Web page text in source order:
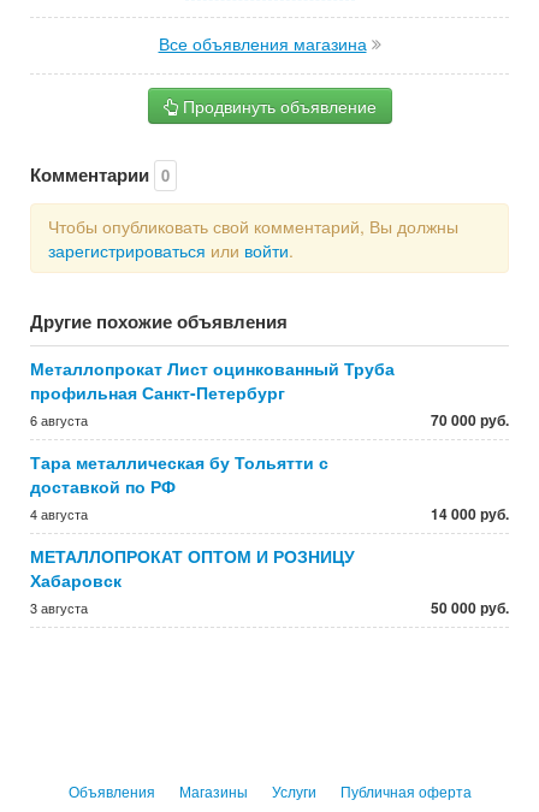
Все объявления магазина
Продвинуть объявление
Комментарии 0
Чтобы опубликовать свой комментарий, Вы должны
зарегистрироваться или войти.
Другие похожие объявления
Металлопрокат Лист оцинкованный Труба
профильная Санкт-Петербург
6 августа 70 000 руб.
Тара металлическая бу Тольятти с
доставкой по РФ
4 августа 14 000 руб.
МЕТАЛЛОПРОКАТ ОПТОМ И РОЗНИЦУ
Хабаровск
3 августа 50 000 руб.
Объявления Магазины Услуги Публичная оферта